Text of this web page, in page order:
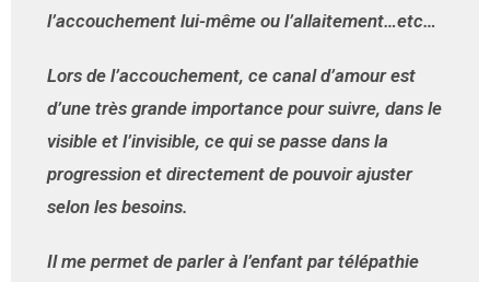
l’accouchement lui-même ou l’allaitement…etc…
Lors de l’accouchement, ce canal d’amour est
d’une très grande importance pour suivre, dans le
visible et l’invisible, ce qui se passe dans la
progression et directement de pouvoir ajuster
selon les besoins.
Il me permet de parler à l’enfant par télépathie